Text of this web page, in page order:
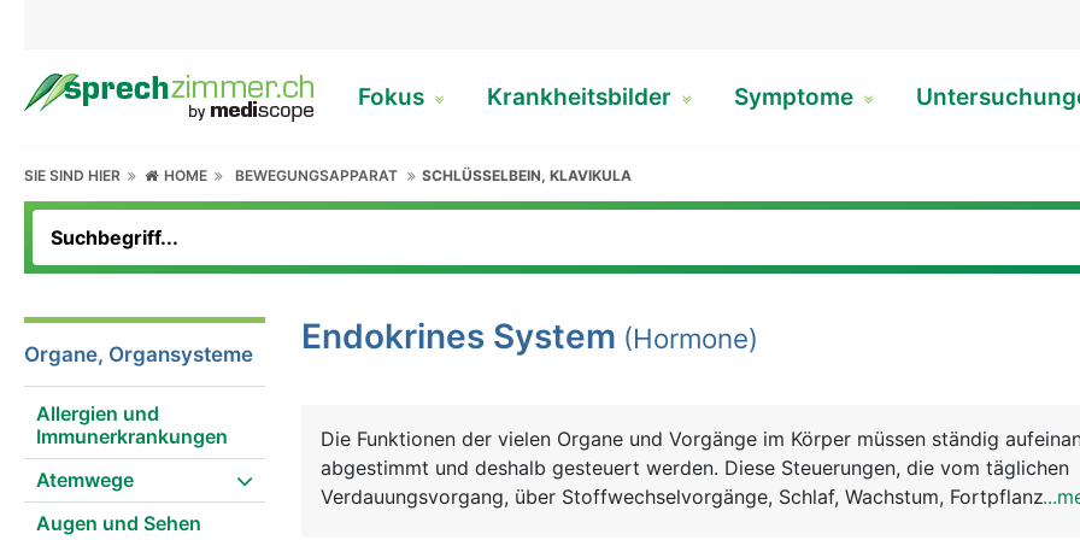
Fokus Krankheitsbilder Symptome
SIE SIND HIER HOME BEWEGUNGSAPPARAT SCHLÜSSELBEIN, KLAVIKULA
Organe, Organsysteme
Allergien und
Immunerkrankungen
Atemwege
Augen und Sehen
Endokrines System (Hormone)
Die Funktionen der vielen Organe und Vorgänge im Körper müssen ständig
abgestimmt und deshalb gesteuert werden. Diese Steuerungen, die vom täglichen
Verdauungsvorgang, über Stoffwechselvorgänge, Schlaf, Wachstum, Fortpflanzung bis hin